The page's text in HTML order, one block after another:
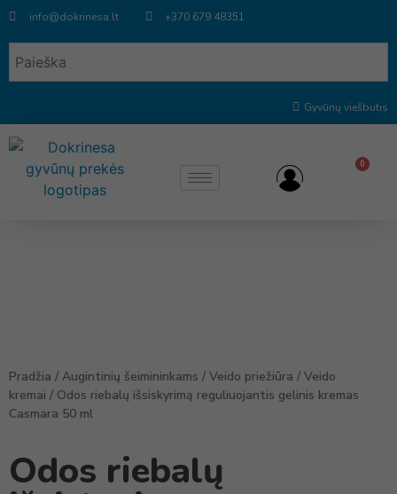
info@dokrinesa.lt +370 679 48351
Gyvūnų viešbutis
0
Pradžia / Augintinių šeimininkams / Veido priežiūra / Veido
kremai / Odos riebalų išsiskyrimą reguliuojantis gelinis kremas
Casmara 50 ml
Odos riebalų